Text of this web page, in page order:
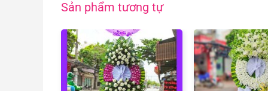
Sản phẩm tương tự